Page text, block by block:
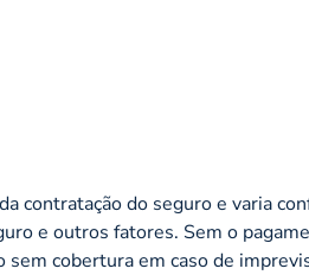
contratação do seguro e varia
e outros fatores. Sem o
sem cobertura em caso de